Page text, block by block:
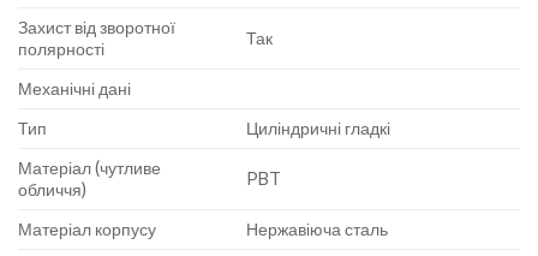
Захист від зворотної
полярності
Так
Механічні дані
Тип
Циліндричні гладкі
Матеріал (чутливе
обличчя)
PBT
Матеріал корпусу
Нержавіюча сталь